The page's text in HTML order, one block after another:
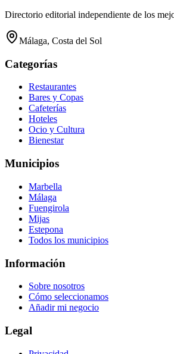
Directorio editorial independiente de los
Málaga, Costa del Sol
Categorías
Restaurantes
Bares y Copas
Cafeterías
Hoteles
Ocio y Cultura
Bienestar
Municipios
Marbella
Málaga
Fuengirola
Mijas
Estepona
Todos los municipios
Información
Sobre nosotros
Cómo seleccionamos
Añadir mi negocio
Legal